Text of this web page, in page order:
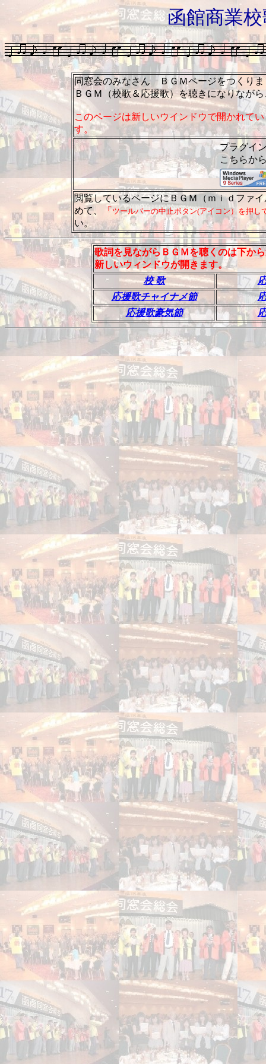
函館商業
同窓会のみなさん ＢＧＭページをつくりま
ＢＧＭ（校歌＆応援歌）を聴きになりなが
このページは新しいウインドウで開かれて
す。
プラグイ
こちらか
閲覧しているページにＢＧＭ（ｍｉｄファ
めて、
「ツールバーの中止ボタン(アイコン）を押し
い。
歌詞を見ながらＢＧＭを聴くのは下か
新しいウィンドウが開きます。
校 歌
応援歌チャイナメ節
応援歌豪気節